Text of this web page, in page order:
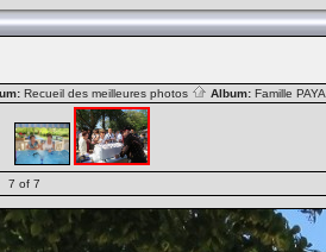
Recueil des meilleures photos Album: Famille PAYA
7 of 7